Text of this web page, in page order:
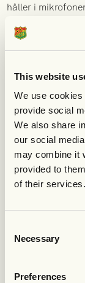
This website
We use
provide social
We also share
our social
may combine it
provided to
of their services.
Selection
Necessary
Preferences
håller i
av
ner hela
bara först på
slår igen bakom
Varje match är
samma
oss därför för
just denna
fler, så om du
arbetstimmar på
om dig själv, om